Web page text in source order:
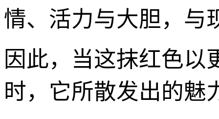
情、活力与大胆，与
因此，当这抹红色以
时，它所散发出的魅